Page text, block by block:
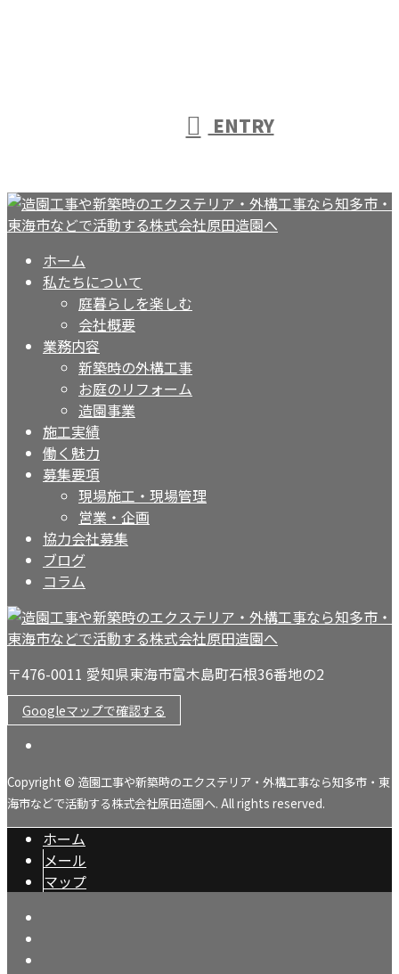
ENTRY
ホーム
私たちについて
庭暮らしを楽しむ
会社概要
業務内容
新築時の外構工事
お庭のリフォーム
造園事業
施工実績
働く魅力
募集要項
現場施工・現場管理
営業・企画
協力会社募集
ブログ
コラム
〒476-0011 愛知県東海市富木島町石根36番地の2
Googleマップで確認する
Copyright © 造園工事や新築時のエクステリア・外構工事なら知多市・東
海市などで活動する株式会社原田造園へ. All rights reserved.
ホーム
メール
マップ